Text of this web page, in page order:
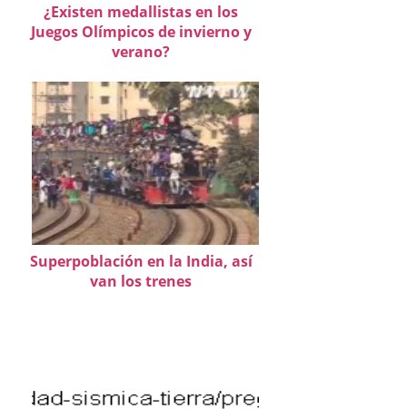
¿Existen medallistas en los
Juegos Olímpicos de invierno y
verano?
Superpoblación en la India, así
van los trenes